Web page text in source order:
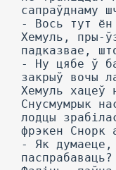
сапраўднаму
- Вось тут ён
Хемуль, пры-
падказвае,
- Ну цябе ў
закрыў вочы
Хемуль хацеў
Снусмумрык
лодцы
фрэкен Снорк
- Як
паспрабаваць?